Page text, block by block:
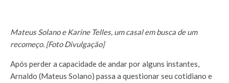
Mateus Solano e Karine Telles, um casal em busca de um
recomeço. [Foto Divulgação]
Após perder a capacidade de andar por alguns instantes,
Arnaldo (Mateus Solano) passa a questionar seu cotidiano e